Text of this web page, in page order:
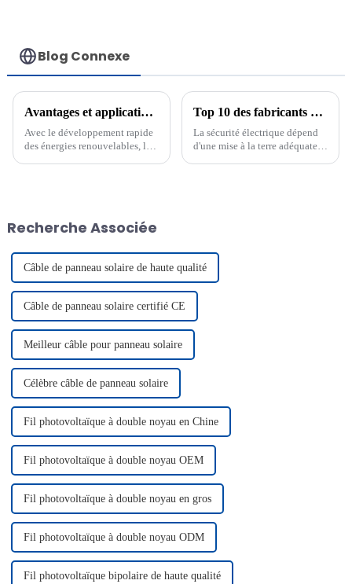
Blog Connexe
Avantages et applications du câble d'extension photovoltaïque
Avec le développement rapide
des énergies renouvelables, la
câbles d'extension
Top 10 des fabricants de fils de terre jaune-vert
La sécurité électrique dépend
d'une mise à la terre adéquate.
Recherche Associée
Câble de panneau solaire de haute qualité
Câble de panneau solaire certifié CE
Meilleur câble pour panneau solaire
Célèbre câble de panneau solaire
Fil photovoltaïque à double noyau en Chine
Fil photovoltaïque à double noyau OEM
Fil photovoltaïque à double noyau en gros
Fil photovoltaïque à double noyau ODM
Fil photovoltaïque bipolaire de haute qualité